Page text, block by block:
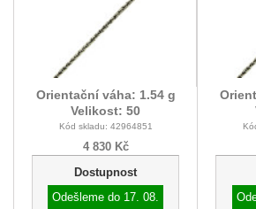
Orientační váha: 1.54 g
Velikost: 50
Kód skladu: 42964851
4 830 Kč
Dostupnost
Odešleme do 17. 08.